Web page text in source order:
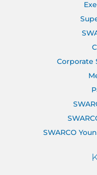
Corporate
SWARCO